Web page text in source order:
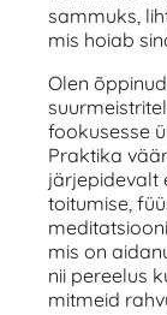
sammuks,
mis hoiab
Olen
fookusesse
Praktika
järjepidevalt
toitumise,
mis on
nii pereelus
mitmeid